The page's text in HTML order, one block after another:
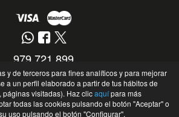
979 721 899
677 572 017
10 - 34004 - Palencia - Palencia - España
- 2026 - Tienda online de recambios de Gira
y de terceros para fines analíticos y para mejorar
a un perfil elaborado a partir de tus hábitos de
visitadas). Haz clicaquípara más
todas las cookies pulsando el botón "Aceptar" o
uso pulsando el botón "Configurar".